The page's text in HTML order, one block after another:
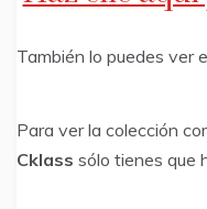
También lo puedes ver
Para ver la colección
Cklass sólo tienes que